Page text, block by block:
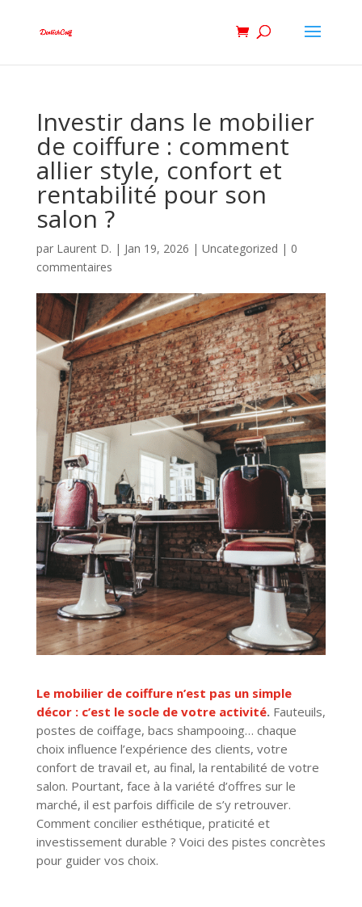
Investir dans le mobilier
de coiffure : comment
allier style, confort et
rentabilité pour son
salon ?
par Laurent D. | Jan 19, 2026 | Uncategorized | 0
commentaires
Le mobilier de coiffure n’est pas un simple
décor : c’est le socle de votre activité.Fauteuils,
postes de coiffage, bacs shampooing… chaque
choix influence l’expérience des clients, votre
confort de travail et, au final, la rentabilité de votre
salon. Pourtant, face à la variété d’offres sur le
marché, il est parfois difficile de s’y retrouver.
Comment concilier esthétique, praticité et
investissement durable ? Voici des pistes concrètes
pour guider vos choix.